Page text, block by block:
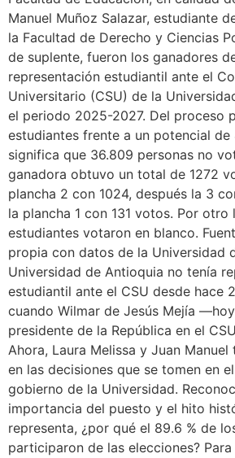
Manuel Muñoz Salazar, estudiante
la Facultad de Derecho y Ciencias
de suplente, fueron los ganadores
representación estudiantil ante el
Universitario (CSU) de la
el periodo 2025-2027. Del proceso
estudiantes frente a un potencial de
significa que 36.809 personas no
ganadora obtuvo un total de 1272
plancha 2 con 1024, después la 3
la plancha 1 con 131 votos. Por otro
estudiantes votaron en blanco.
propia con datos de la Universidad
Universidad de Antioquia no tenía
estudiantil ante el CSU desde hace
cuando Wilmar de Jesús Mejía
presidente de la República en el
Ahora, Laura Melissa y Juan
en las decisiones que se tomen en
gobierno de la Universidad.
importancia del puesto y el hito
representa, ¿por qué el 89.6 % de
participaron de las elecciones?